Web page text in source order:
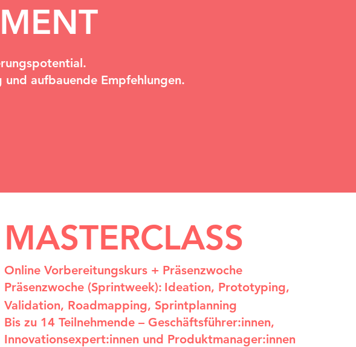
aufbauende Empfehlungen.
MASTERCLASS
Online Vorbereitungskurs + Präsenzwoche
Präsenzwoche (Sprintweek): Ideation, Prototyping,
Validation, Roadmapping, Sprintplanning
Bis zu 14 Teilnehmende – Geschäftsführer:innen,
Innovationsexpert:innen und Produktmanager:innen